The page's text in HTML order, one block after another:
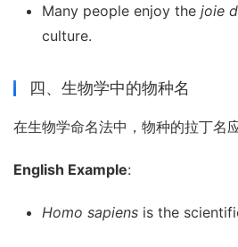
Many people enjoy the joie
culture.
四、生物学中的物种名
在生物学命名法中，物种的拉丁名
English Example:
Homo sapiens is the